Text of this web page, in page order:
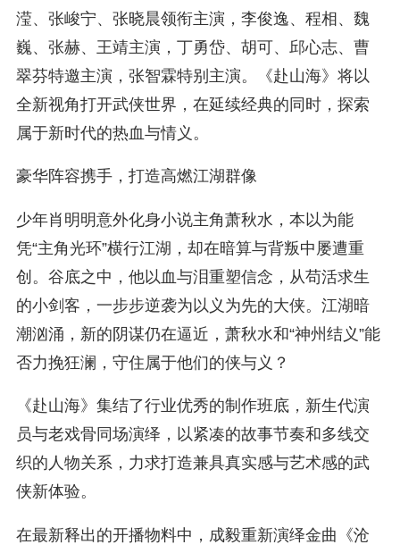
滢、张峻宁、张晓晨领衔主演，李俊逸、程相、魏
巍、张赫、王靖主演，丁勇岱、胡可、邱心志、曹
翠芬特邀主演，张智霖特别主演。《赴山海》将以
全新视角打开武侠世界，在延续经典的同时，探索
属于新时代的热血与情义。
豪华阵容携手，打造高燃江湖群像
少年肖明明意外化身小说主角萧秋水，本以为能
凭“主角光环”横行江湖，却在暗算与背叛中屡遭重
创。谷底之中，他以血与泪重塑信念，从苟活求生
的小剑客，一步步逆袭为以义为先的大侠。江湖暗
潮汹涌，新的阴谋仍在逼近，萧秋水和“神州结义”能
否力挽狂澜，守住属于他们的侠与义？
《赴山海》集结了行业优秀的制作班底，新生代演
员与老戏骨同场演绎，以紧凑的故事节奏和多线交
织的人物关系，力求打造兼具真实感与艺术感的武
侠新体验。
在最新释出的开播物料中，成毅重新演绎金曲《沧